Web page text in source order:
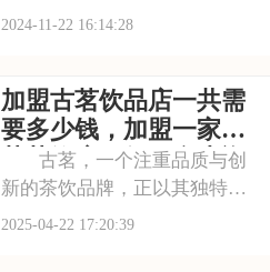
的品牌至关重要。奈雪的茶，
而出。加盟奈雪的茶，你将获
得全方位的支持与指导，助力
你在茶饮市场中稳步
2024-11-22 16:14:28
加盟古茗饮品店一共需
要多少钱，加盟一家古
茗茶饮店一般要多少资
金
古茗，一个注重品质与创
新的茶饮品牌，正以其独特的
魅力和卓越的品质，引领着茶
2025-04-22 17:20:39